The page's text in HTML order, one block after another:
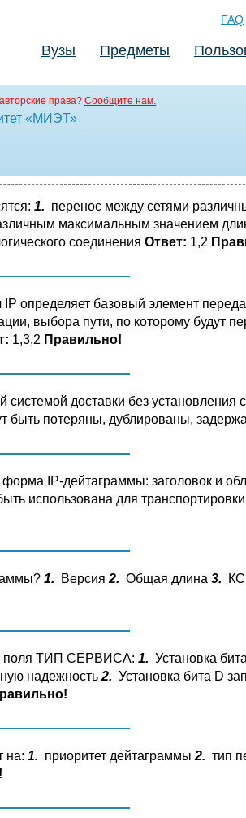
FAQ
Вузы Предметы
права? Сообщите нам.
«МИЭТ»
1. перенос между сетями
максимальным значением
соединения Ответ: 1,2
IP определяет базовый элемент
выбора пути, по которому будут
1,3,2 Правильно!
доставки без установления
быть потеряны, дублированы,
IP-дейтаграммы: заголовок и
использована для
1. Версия 2. Общая длина 3. КС
поля ТИП СЕРВИСА: 1. Установка
надежность 2. Установка бита D
на: 1. приоритет дейтаграммы 2. тип